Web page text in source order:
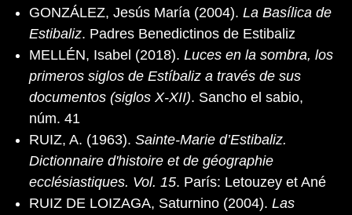
GONZÁLEZ, Jesús María (2004). La Basílica de
Estibaliz. Padres Benedictinos de Estibaliz
MELLÉN, Isabel (2018). Luces en la sombra, los
primeros siglos de Estíbaliz a través de sus
documentos (siglos X-XII). Sancho el sabio,
núm. 41
RUIZ, A. (1963). Sainte-Marie d’Estibaliz.
Dictionnaire d'histoire et de géographie
ecclésiastiques. Vol. 15. París: Letouzey et Ané
RUIZ DE LOIZAGA, Saturnino (2004). Las